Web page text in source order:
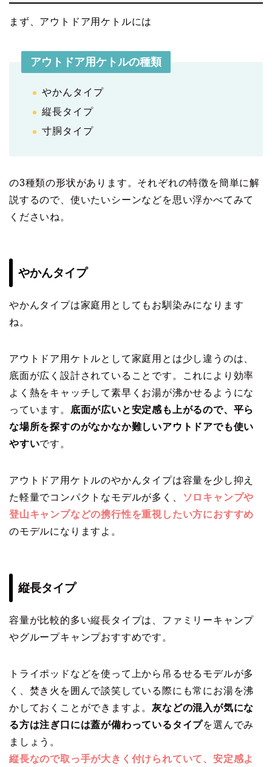
まず、アウトドア用ケトルには
アウトドア用ケトルの種類
やかんタイプ
縦長タイプ
寸胴タイプ
の3種類の形状があります。それぞれの特徴を簡単に解
説するので、使いたいシーンなどを思い浮かべてみて
くださいね。
やかんタイプ
やかんタイプは家庭用としてもお馴染みになります
ね。
アウトドア用ケトルとして家庭用とは少し違うのは、
底面が広く設計されていることです。これにより効率
よく熱をキャッチして素早くお湯が沸かせるようにな
っています。 底面が広いと安定感も上がるので、平ら
な場所を探すのがなかなか難しいアウトドアでも使い
やすいです。
アウトドア用ケトルのやかんタイプは容量を少し抑え
た軽量でコンパクトなモデルが多く、
ソロキャンプや
登山キャンプなどの携行性を重視したい方におすすめ
のモデルになりますよ。
縦長タイプ
容量が比較的多い縦長タイプは、ファミリーキャンプ
やグループキャンプおすすめです。
トライポッドなどを使って上から吊るせるモデルが多
く、焚き火を囲んで談笑している際にも常にお湯を沸
かしておくことができますよ。 灰などの混入が気にな
る方は注ぎ口には蓋が備わっているタイプを選んでみ
ましょう。
縦長なので取っ手が大きく付けられていて、安定感よ